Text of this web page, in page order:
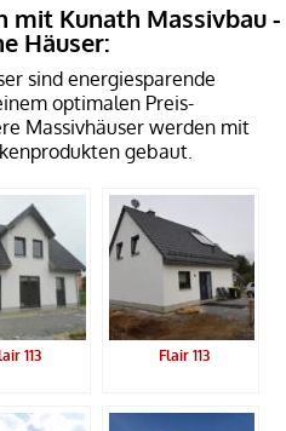
mit Kunath Massivbau -
Häuser:
sind energiesparende
optimalen Preis-
Massivhäuser werden mit
gebaut.
113 Flair 113